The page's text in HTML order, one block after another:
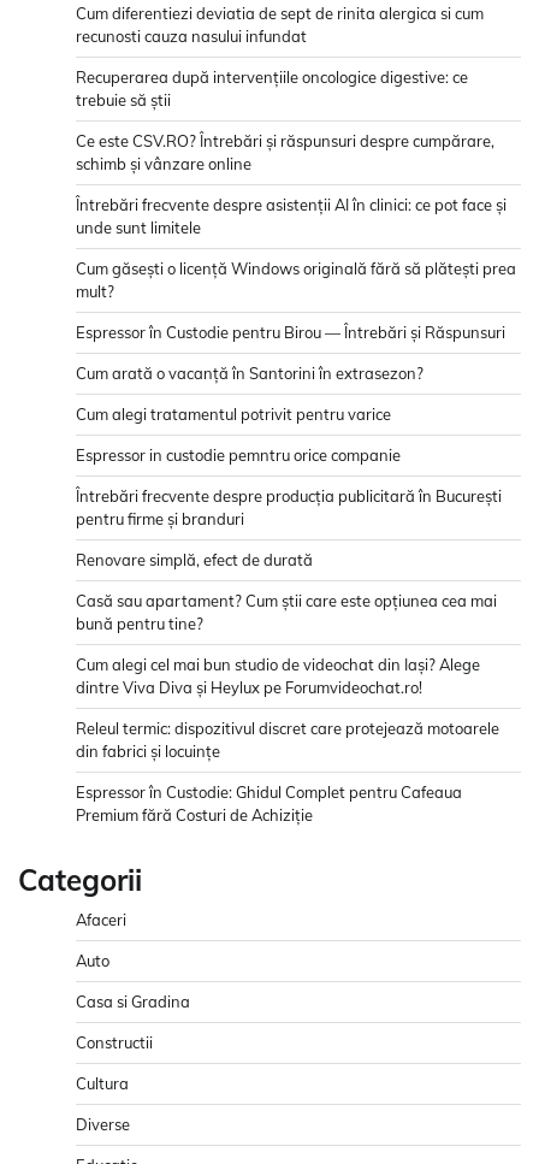
Cum diferentiezi deviatia de sept de rinita alergica si cum
recunosti cauza nasului infundat
Recuperarea după intervențiile oncologice digestive: ce
trebuie să știi
Ce este CSV.RO? Întrebări și răspunsuri despre cumpărare,
schimb și vânzare online
Întrebări frecvente despre asistenții AI în clinici: ce pot face și
unde sunt limitele
Cum găsești o licență Windows originală fără să plătești prea
mult?
Espressor în Custodie pentru Birou — Întrebări și Răspunsuri
Cum arată o vacanță în Santorini în extrasezon?
Cum alegi tratamentul potrivit pentru varice
Espressor in custodie pemntru orice companie
Întrebări frecvente despre producția publicitară în București
pentru firme și branduri
Renovare simplă, efect de durată
Casă sau apartament? Cum știi care este opțiunea cea mai
bună pentru tine?
Cum alegi cel mai bun studio de videochat din Iași? Alege
dintre Viva Diva și Heylux pe Forumvideochat.ro!
Releul termic: dispozitivul discret care protejează motoarele
din fabrici și locuințe
Espressor în Custodie: Ghidul Complet pentru Cafeaua
Premium fără Costuri de Achiziție
Categorii
Afaceri
Auto
Casa si Gradina
Constructii
Cultura
Diverse